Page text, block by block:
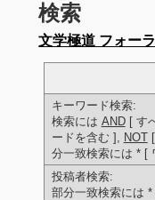
検索
文学極道 フォー
キーワード検索:
検索には AND[ す
ードを含む ], NOT[
分一致検索には * [
投稿者検索:
部分一致検索には *